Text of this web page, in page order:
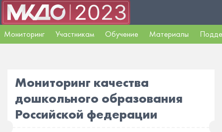
Мониторинг Участникам Обучение Материалы
Мониторинг качества
дошкольного образования
Российской федерации